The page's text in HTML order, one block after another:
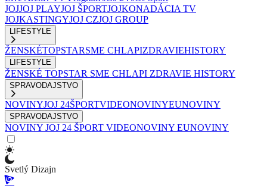
JOJJOJ PLAYJOJ ŠPORTJOJKONADÁCIA TV
JOJKASTINGYJOJ CZJOJ GROUP
LIFESTYLE
ŽENSKÉTOPSTARSME CHLAPIZDRAVIEHISTORY
LIFESTYLE
ŽENSKÉ TOPSTAR SME CHLAPI ZDRAVIE HISTORY
SPRAVODAJSTVO
NOVINYJOJ 24ŠPORTVIDEONOVINYEUNOVINY
SPRAVODAJSTVO
NOVINY JOJ 24 ŠPORT VIDEONOVINY EUNOVINY
Svetlý Dizajn